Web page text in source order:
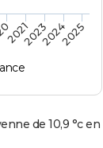
2021202320242025
de 10,9 °c en